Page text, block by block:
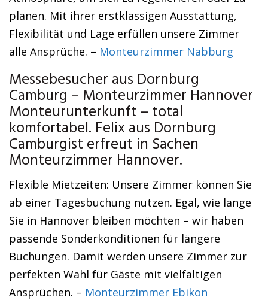
planen. Mit ihrer erstklassigen Ausstattung,
Flexibilität und Lage erfüllen unsere Zimmer
alle Ansprüche. – Monteurzimmer Nabburg
Messebesucher aus Dornburg
Camburg – Monteurzimmer Hannover
Monteurunterkunft – total
komfortabel. Felix aus Dornburg
Camburgist erfreut in Sachen
Monteurzimmer Hannover.
Flexible Mietzeiten: Unsere Zimmer können Sie
ab einer Tagesbuchung nutzen. Egal, wie lange
Sie in Hannover bleiben möchten – wir haben
passende Sonderkonditionen für längere
Buchungen. Damit werden unsere Zimmer zur
perfekten Wahl für Gäste mit vielfältigen
Ansprüchen. – Monteurzimmer Ebikon